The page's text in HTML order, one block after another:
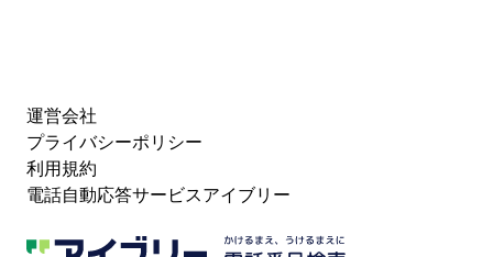
運営会社
プライバシーポリシー
利用規約
電話自動応答サービスアイブリー